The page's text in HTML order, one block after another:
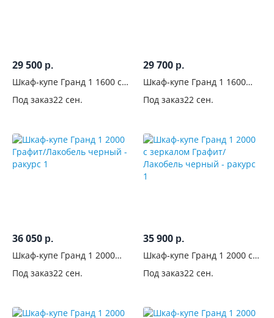
29 500 р.
Шкаф-купе Гранд 1 1600 с
черный
Под заказ22 сен.
29 700 р.
Шкаф-купе Гранд 1 1600
Под заказ22 сен.
36 050 р.
Шкаф-купе Гранд 1 2000
Под заказ22 сен.
35 900 р.
Шкаф-купе Гранд 1 2000 с
черный
Под заказ22 сен.
Черные
Беленый
1